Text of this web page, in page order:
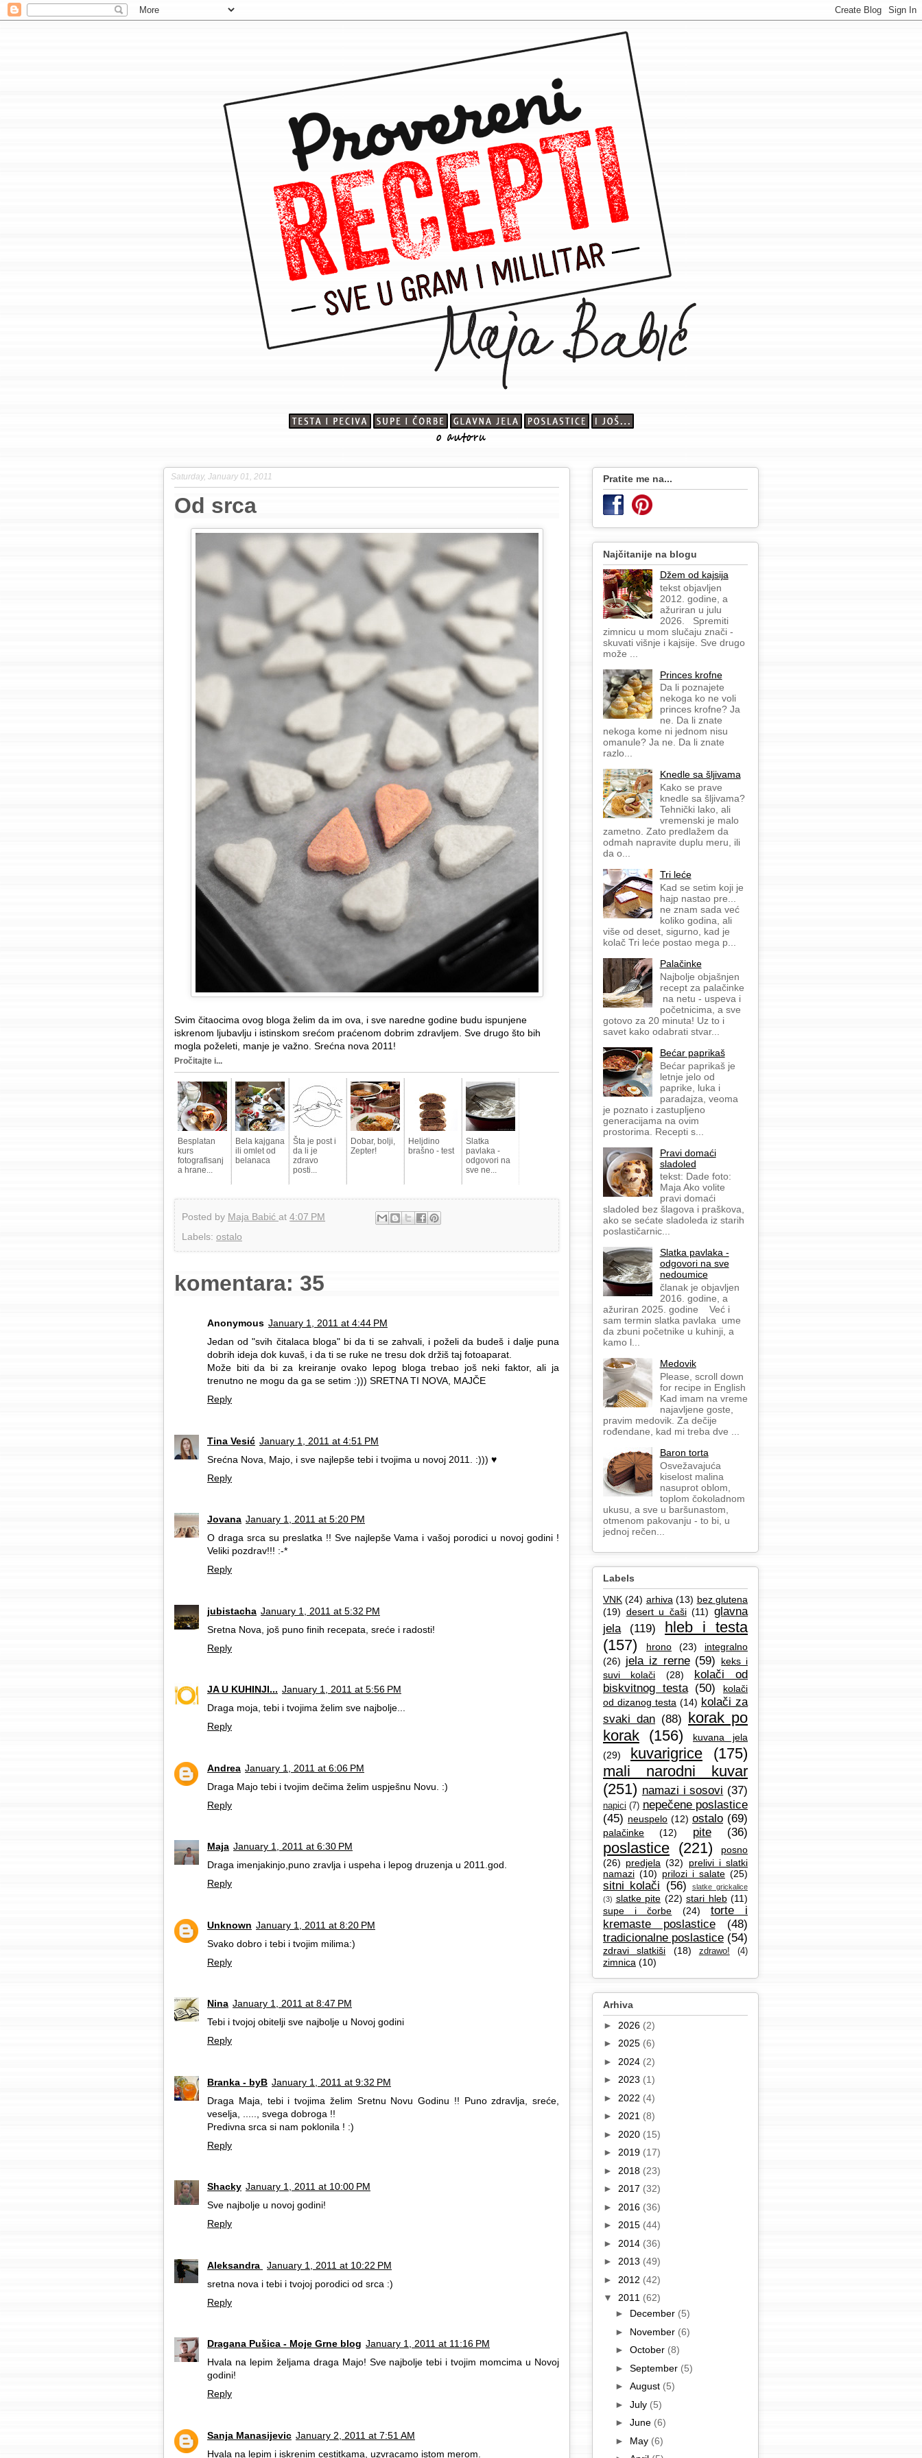
Saturday, January 01, 2011
Od srca
Svim čitaocima ovog bloga želim da im ova, i sve naredne godine budu ispunjene
iskrenom ljubavlju i istinskom srećom praćenom dobrim zdravljem. Sve drugo što bih
mogla poželeti, manje je važno. Srećna nova 2011!
Pročitajte i...
Besplatan
kurs
fotografisanj
a hrane...
Bela kajgana
ili omlet od
belanaca
Šta je post i
da li je
zdravo
posti...
Dobar, bolji,
Zepter!
Heljdino
brašno - test
Slatka
pavlaka -
odgovori na
sve ne...
Posted by Maja Babić at 4:07 PM
Labels: ostalo
komentara: 35
Anonymous January 1, 2011 at 4:44 PM
Jedan od "svih čitalaca bloga" bi da ti se zahvali, i poželi da budeš i dalje puna
dobrih ideja dok kuvaš, i da ti se ruke ne tresu dok držiš taj fotoaparat.
Može biti da bi za kreiranje ovako lepog bloga trebao još neki faktor, ali ja
trenutno ne mogu da ga se setim :))) SRETNA TI NOVA, MAJČE
Reply
Tina Vesić January 1, 2011 at 4:51 PM
Srećna Nova, Majo, i sve najlepše tebi i tvojima u novoj 2011. :))) ♥
Reply
Jovana January 1, 2011 at 5:20 PM
O draga srca su preslatka !! Sve najlepše Vama i vašoj porodici u novoj godini !
Veliki pozdrav!!! :-*
Reply
jubistacha January 1, 2011 at 5:32 PM
Sretna Nova, još puno finih recepata, sreće i radosti!
Reply
JA U KUHINJI... January 1, 2011 at 5:56 PM
Draga moja, tebi i tvojima želim sve najbolje...
Reply
Andrea January 1, 2011 at 6:06 PM
Draga Majo tebi i tvojim dečima želim uspješnu Novu. :)
Reply
Maja January 1, 2011 at 6:30 PM
Draga imenjakinjo,puno zravlja i uspeha i lepog druzenja u 2011.god.
Reply
Unknown January 1, 2011 at 8:20 PM
Svako dobro i tebi i tvojim milima:)
Reply
Nina January 1, 2011 at 8:47 PM
Tebi i tvojoj obitelji sve najbolje u Novoj godini
Reply
Branka - byB January 1, 2011 at 9:32 PM
Draga Maja, tebi i tvojima želim Sretnu Novu Godinu !! Puno zdravlja, sreće,
veselja, ....., svega dobroga !!
Predivna srca si nam poklonila ! :)
Reply
Shacky January 1, 2011 at 10:00 PM
Sve najbolje u novoj godini!
Reply
Aleksandra
January 1, 2011 at 10:22 PM
sretna nova i tebi i tvojoj porodici od srca :)
Reply
Dragana Pušica - Moje Grne blog January 1, 2011 at 11:16 PM
Hvala na lepim željama draga Majo! Sve najbolje tebi i tvojim momcima u Novoj
godini!
Reply
Sanja Manasijevic January 2, 2011 at 7:51 AM
Hvala na lepim i iskrenim cestitkama, uzvracamo istom merom.
Pratite me na...
Najčitanije na blogu
Džem od kajsija
tekst objavljen
2012. godine, a
ažuriran u julu
2026. Spremiti
zimnicu u mom slučaju znači -
skuvati višnje i kajsije. Sve drugo
može ...
Princes krofne
Da li poznajete
nekoga ko ne voli
princes krofne? Ja
ne. Da li znate
nekoga kome ni jednom nisu
omanule? Ja ne. Da li znate
razlo...
Knedle sa šljivama
Kako se prave
knedle sa šljivama?
Tehnički lako, ali
vremenski je malo
zametno. Zato predlažem da
odmah napravite duplu meru, ili
da o...
Tri leće
Kad se setim koji je
hajp nastao pre...
ne znam sada već
koliko godina, ali
više od deset, sigurno, kad je
kolač Tri leće postao mega p...
Palačinke
Najbolje objašnjen
recept za palačinke
na netu - uspeva i
početnicima, a sve
gotovo za 20 minuta! Uz to i
savet kako odabrati stvar...
Bećar paprikaš
Bećar paprikaš je
letnje jelo od
paprike, luka i
paradajza, veoma
je poznato i zastupljeno
generacijama na ovim
prostorima. Recepti s...
Pravi domaći
sladoled
tekst: Dade foto:
Maja Ako volite
pravi domaći
sladoled bez šlagova i praškova,
ako se sećate sladoleda iz starih
poslastičarnic...
Slatka pavlaka -
odgovori na sve
nedoumice
članak je objavljen
2016. godine, a
ažuriran 2025. godine Već i
sam termin slatka pavlaka ume
da zbuni početnike u kuhinji, a
kamo l...
Medovik
Please, scroll down
for recipe in English
Kad imam na vreme
najavljene goste,
pravim medovik. Za dečije
rođendane, kad mi treba dve ...
Baron torta
Osvežavajuća
kiselost malina
nasuprot oblom,
toplom čokoladnom
ukusu, a sve u baršunastom,
otmenom pakovanju - to bi, u
jednoj rečen...
Labels
VNK (24) arhiva (13) bez glutena
(19) desert u čaši (11) glavna
jela
(119)
hleb i testa
(157)
hrono (23)
integralno
(26) jela iz rerne (59)
keks i
suvi kolači
(28)
kolači od
biskvitnog testa (50)
kolači
od dizanog testa (14) kolači za
svaki dan (88) korak po
korak (156)
kuvana jela
(29)
kuvarigrice
(175)
mali narodni kuvar
(251) namazi i sosovi (37)
napici (7) nepečene poslastice
(45) neuspelo (12) ostalo (69)
palačinke (12) pite (36)
poslastice (221)
posno
(26) predjela (32)
prelivi i slatki
namazi (10) prilozi i salate (25)
sitni kolači (56)
slatke grickalice
(3) slatke pite (22) stari hleb (11)
supe i čorbe
(24)
torte i
kremaste poslastice
(48)
tradicionalne poslastice (54)
zdravi slatkiši (18) zdrawo! (4)
zimnica (10)
Arhiva
► 2026 (2)
► 2025 (6)
► 2024 (2)
► 2023 (1)
► 2022 (4)
► 2021 (8)
► 2020 (15)
► 2019 (17)
► 2018 (23)
► 2017 (32)
► 2016 (36)
► 2015 (44)
► 2014 (36)
► 2013 (49)
► 2012 (42)
▼ 2011 (62)
► December (5)
► November (6)
► October (8)
► September (5)
► August (5)
► July (5)
► June (6)
► May (6)